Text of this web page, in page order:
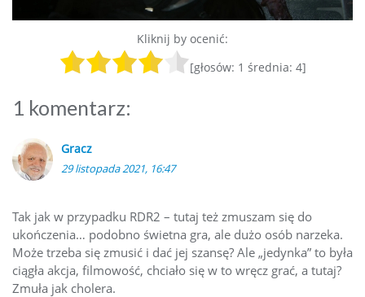
Kliknij by ocenić:
[głosów: 1 średnia: 4]
1 komentarz:
Gracz
29 listopada 2021, 16:47
Tak jak w przypadku RDR2 – tutaj też zmuszam się do
ukończenia… podobno świetna gra, ale dużo osób narzeka.
Może trzeba się zmusić i dać jej szansę? Ale „jedynka” to była
ciągła akcja, filmowość, chciało się w to wręcz grać, a tutaj?
Zmuła jak cholera.